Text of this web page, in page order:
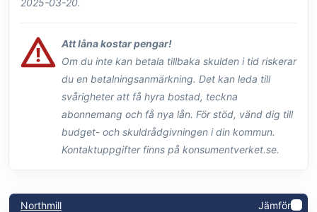
Att låna kostar pengar!
Om du inte kan betala tillbaka skulden i tid riskerar
du en betalningsanmärkning. Det kan leda till
svårigheter att få hyra bostad, teckna
abonnemang och få nya lån. För stöd, vänd dig till
budget- och skuldrådgivningen i din kommun.
Kontaktuppgifter finns på konsumentverket.se.
Northmill Jämför